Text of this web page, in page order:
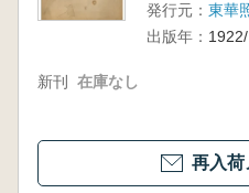
発行元： 東華
出版年： 1922/
新刊 在庫なし
再入荷